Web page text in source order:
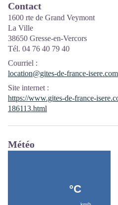
Contact
1600 rte de Grand Veymont
La Ville
38650 Gresse-en-Vercors
Tél. 04 76 40 79 40
Courriel :
location@gites-de-france-isere.com
Site internet :
https://www.gites-de-france-
186113.html
Météo